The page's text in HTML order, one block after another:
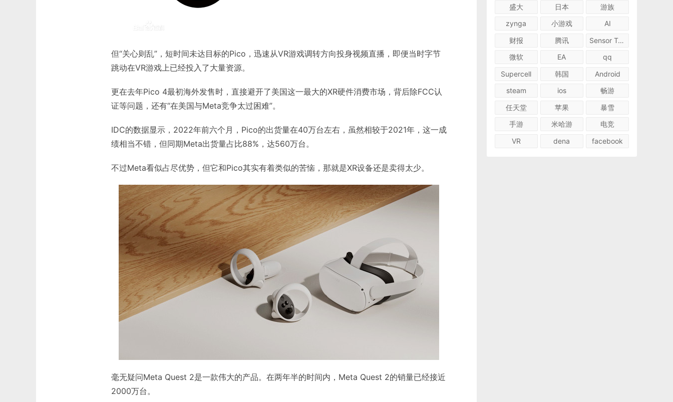
但“关心则乱”，短时间未达目标的Pico，迅速从VR游戏调转方向投身视频直播，即便当时字节
跳动在VR游戏上已经投入了大量资源。
更在去年Pico 4最初海外发售时，直接避开了美国这一最大的XR硬件消费市场，背后除FCC认
证等问题，还有“在美国与Meta竞争太过困难”。
IDC的数据显示，2022年前六个月，Pico的出货量在40万台左右，虽然相较于2021年，这一成
绩相当不错，但同期Meta出货量占比88%，达560万台。
不过Meta看似占尽优势，但它和Pico其实有着类似的苦恼，那就是XR设备还是卖得太少。
毫无疑问Meta Quest 2是一款伟大的产品。在两年半的时间内，Meta Quest 2的销量已经接近
2000万台。
盛大
日本
游族
zynga
小游戏
AI
财报
腾讯
Sensor Tower
微软
EA
qq
Supercell
韩国
Android
steam
ios
畅游
任天堂
苹果
暴雪
手游
米哈游
电竞
VR
dena facebook